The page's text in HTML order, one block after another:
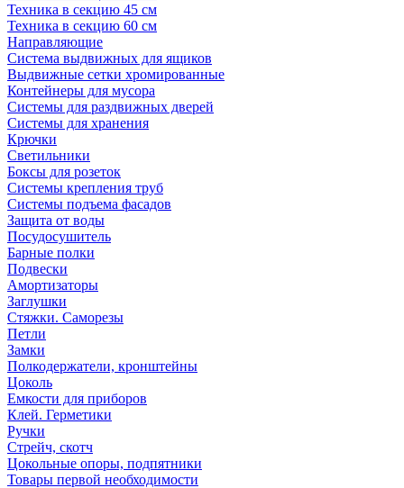
Техника в секцию 45 см
Техника в секцию 60 см
Направляющие
Система выдвижных для ящиков
Выдвижные сетки хромированные
Контейнеры для мусора
Системы для раздвижных дверей
Системы для хранения
Крючки
Светильники
Боксы для розеток
Системы крепления труб
Системы подъема фасадов
Защита от воды
Посудосушитель
Барные полки
Подвески
Амортизаторы
Заглушки
Стяжки. Саморезы
Петли
Замки
Полкодержатели, кронштейны
Цоколь
Емкости для приборов
Клей. Герметики
Ручки
Стрейч, скотч
Цокольные опоры, подпятники
Товары первой необходимости